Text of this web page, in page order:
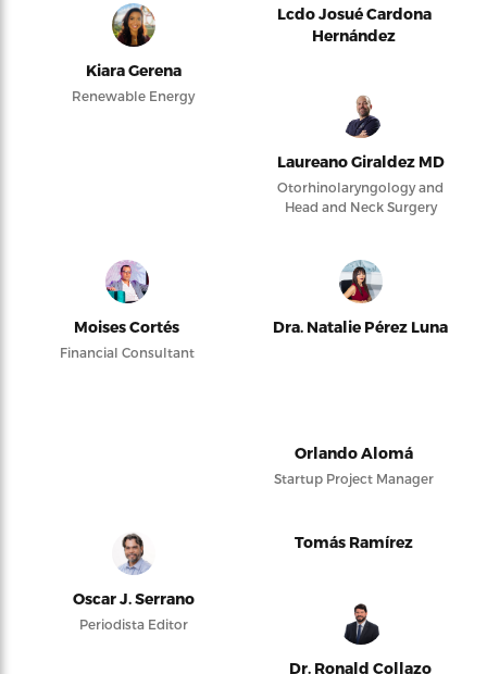
Kiara Gerena
Renewable Energy
Lcdo Josué Cardona
Hernández
Laureano Giraldez MD
Otorhinolaryngology and
Head and Neck Surgery
Moises Cortés
Financial Consultant
Dra. Natalie Pérez Luna
Orlando Alomá
Startup Project Manager
Oscar J. Serrano
Periodista Editor
Tomás Ramírez
Dr. Ronald Collazo